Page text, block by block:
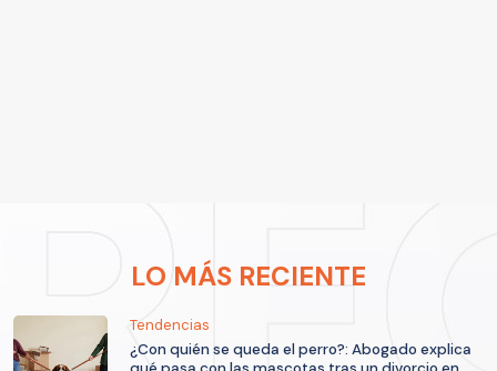
LO MÁS RECIENTE
Tendencias
¿Con quién se queda el perro?: Abogado explica